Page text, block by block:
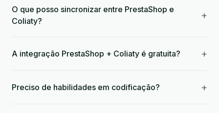
O que posso sincronizar entre PrestaShop e
Coliaty?
+
A integração PrestaShop + Coliaty é gratuita? +
Preciso de habilidades em codificação? +